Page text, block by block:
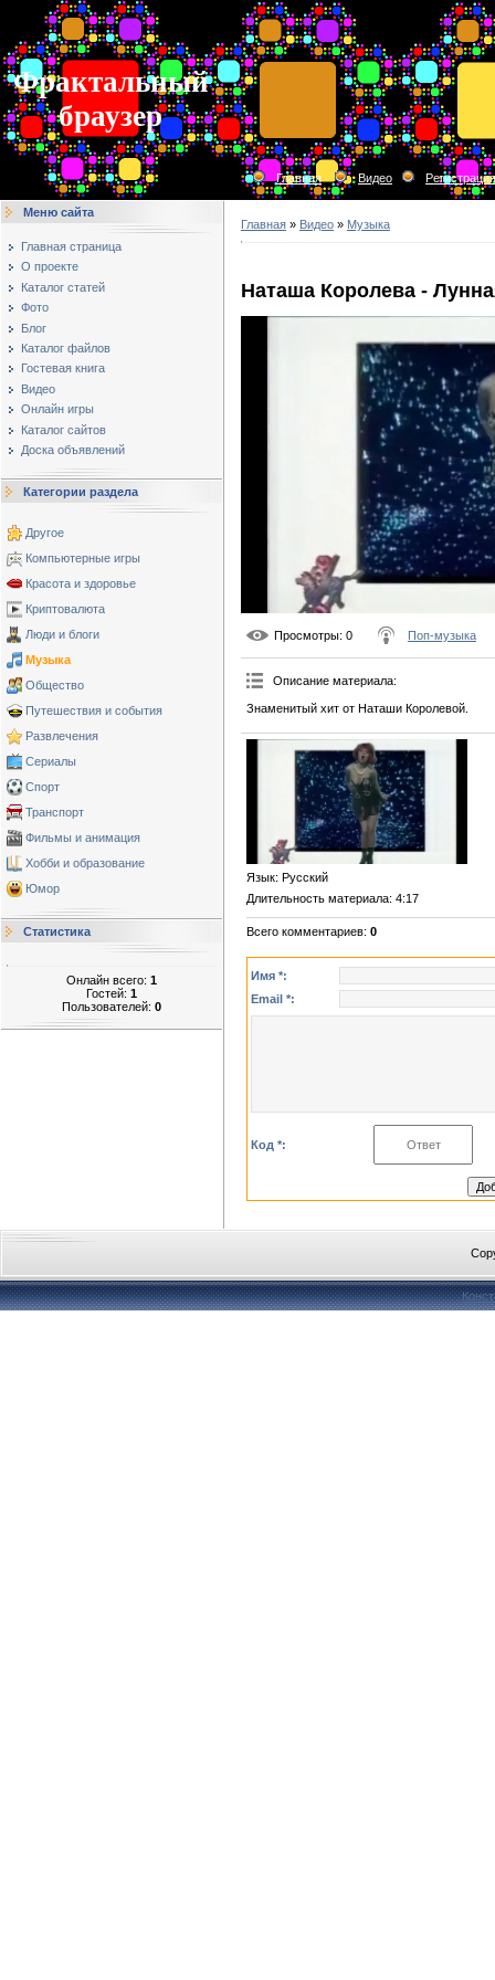
Фрактальный
браузер
Главная Видео Регистрация
Меню сайта
Главная страница
О проекте
Каталог статей
Фото
Блог
Каталог файлов
Гостевая книга
Видео
Онлайн игры
Каталог сайтов
Доска объявлений
Категории раздела
Другое
Компьютерные игры
Красота и здоровье
Криптовалюта
Люди и блоги
Музыка
Общество
Путешествия и события
Развлечения
Сериалы
Спорт
Транспорт
Фильмы и анимация
Хобби и образование
Юмор
Статистика
Онлайн всего: 1
Гостей: 1
Пользователей: 0
Главная » Видео » Музыка
Наташа Королева -
Просмотры: 0 Поп-музыка
Описание материала:
Знаменитый хит от Наташи Королевой.
Язык: Русский
Длительность материала: 4:17
Всего комментариев: 0
Имя *:
Email *:
Код *: